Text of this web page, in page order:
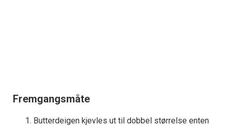
Fremgangsmåte
Butterdeigen kjevles ut til dobbel størrelse enten